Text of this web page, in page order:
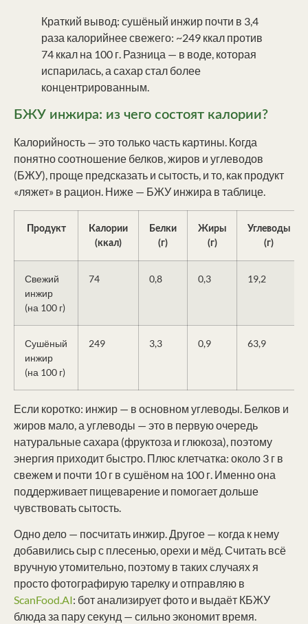
Краткий вывод: сушёный инжир почти в 3,4
раза калорийнее свежего: ~249 ккал против
74 ккал на 100 г. Разница — в воде, которая
испарилась, а сахар стал более
концентрированным.
БЖУ инжира: из чего состоят калории?
Калорийность — это только часть картины. Когда
понятно соотношение белков, жиров и углеводов
(БЖУ), проще предсказать и сытость, и то, как продукт
«ляжет» в рацион. Ниже — БЖУ инжира в таблице.
Продукт
Калории
(ккал)
Белки
(г)
Жиры
(г)
Углеводы
(г)
Свежий
инжир
(на 100 г)
74 0,8 0,3 19,2
Сушёный
инжир
(на 100 г)
249 3,3 0,9 63,9
Если коротко: инжир — в основном углеводы. Белков и
жиров мало, а углеводы — это в первую очередь
натуральные сахара (фруктоза и глюкоза), поэтому
энергия приходит быстро. Плюс клетчатка: около 3 г в
свежем и почти 10 г в сушёном на 100 г. Именно она
поддерживает пищеварение и помогает дольше
чувствовать сытость.
Одно дело — посчитать инжир. Другое — когда к нему
добавились сыр с плесенью, орехи и мёд. Считать всё
вручную утомительно, поэтому в таких случаях я
просто фотографирую тарелку и отправляю в
ScanFood.AI: бот анализирует фото и выдаёт КБЖУ
блюда за пару секунд — сильно экономит время.